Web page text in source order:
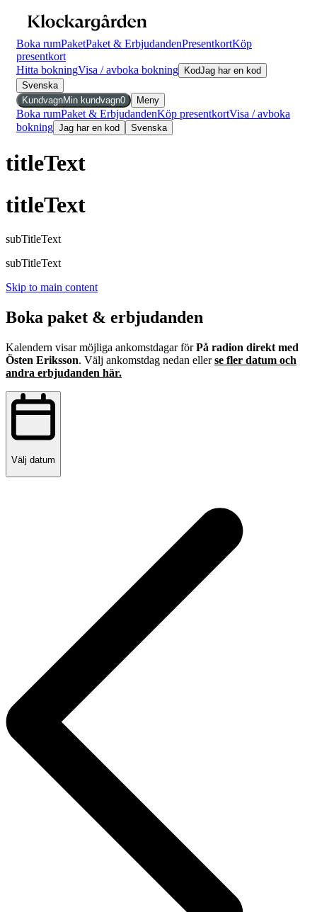
Boka rumPaketPaket & ErbjudandenPresentkortKöp
presentkort
Hitta bokningVisa / avboka bokning KodJag har en kod
Svenska
KundvagnMin kundvagn0 Meny
Boka rumPaket & ErbjudandenKöp presentkortVisa / avboka
bokning Jag har en kod Svenska
titleText
titleText
subTitleText
subTitleText
Skip to main content
Boka paket & erbjudanden
Kalendern visar möjliga ankomstdagar förPå radion direkt med
Östen Eriksson. Välj ankomstdag nedan ellerse fler datum och
andra erbjudanden här.
Välj datum